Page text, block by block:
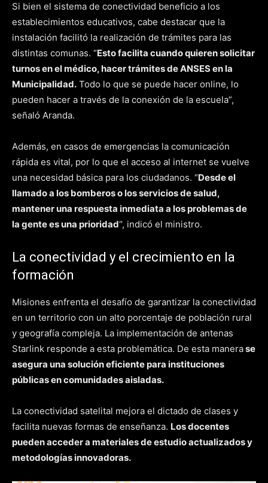
Si bien el sistema de conectividad beneficio a los
establecimientos educativos, cabe destacar que la
instalación facilitó la realización de trámites para las
distintas comunas. “Esto facilita cuando quieren solicitar
turnos en el médico, hacer trámites de ANSES en la
Municipalidad. Todo lo que se puede hacer online, lo
pueden hacer a través de la conexión de la escuela”,
señaló Aranda.
Además, en casos de emergencias la comunicación
rápida es vital, por lo que el acceso al internet se vuelve
una necesidad básica para los ciudadanos. “Desde el
llamado a los bomberos o los servicios de salud,
mantener una respuesta inmediata a los problemas de
la gente es una prioridad“, indicó el ministro.
La conectividad y el crecimiento en la
formación
Misiones enfrenta el desafío de garantizar la conectividad
en un territorio con un alto porcentaje de población rural
y geografía compleja. La implementación de antenas
Starlink responde a esta problemática. De esta manerase
asegura una solución eficiente para instituciones
públicas en comunidades aisladas.
La conectividad satelital mejora el dictado de clases y
facilita nuevas formas de enseñanza. Los docentes
pueden acceder a materiales de estudio actualizados y
metodologías innovadoras.